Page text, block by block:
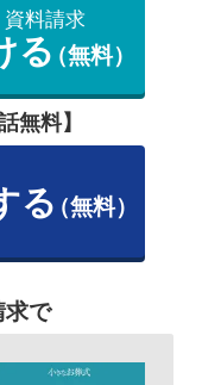
料請求
る（無料）
無料】
る（無料）
求で